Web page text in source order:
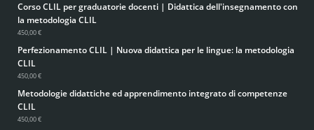
Corso CLIL per graduatorie docenti | Didattica dell'insegnamento con
la metodologia CLIL
450,00 €
Perfezionamento CLIL | Nuova didattica per le lingue: la metodologia
CLIL
450,00 €
Metodologie didattiche ed apprendimento integrato di competenze
CLIL
450,00 €